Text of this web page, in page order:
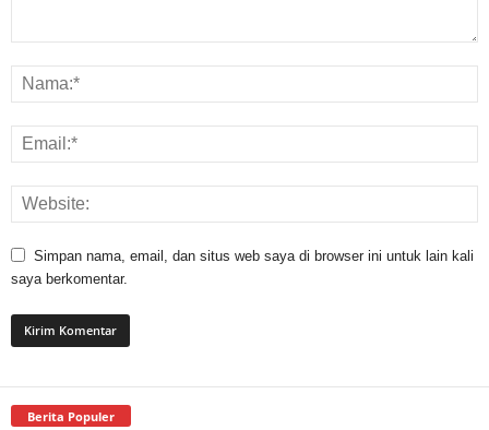
Simpan nama, email, dan situs web saya di browser ini untuk lain kali
saya berkomentar.
Berita Populer